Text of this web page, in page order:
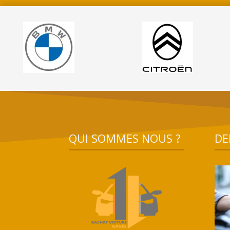
QUI SOMMES NOUS ?